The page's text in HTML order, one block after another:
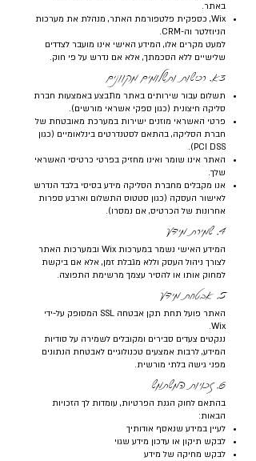
באתר.
Wix, כספקית פלטפורמת האתר, מנהלת את מערכות
הניוזלטר וה-CRM.
למעט מקרים אלו, המידע האישי אינו מועבר לצדדים
שלישיים ללא הסכמתך, אלא אם נדרש על פי חוק.
3א. רכישות ותשלומים מקוונים
תשלום עבור שירותים באתר מתבצע באמצעות חברת
סליקה חיצונית (כגון ספקי אשראי מורשים).
פרטי האשראי מוזנים ישירות במערכת מאובטחת של
חברת הסליקה, בהתאם לסטנדרטים בינלאומיים (כגון
PCI DSS).
האתר אינו שומר ואינו מחזיק בפרטי כרטיסי האשראי
שלך.
אנו מקבלים מחברת הסליקה מידע בסיסי בלבד הנדרש
לאישור העסקה (כגון סטטוס התשלום וארבע ספרות
אחרונות של הכרטיס, אם נמסרו).
4. שמירת מידע
המידע האישי נשמר במערכות Wix ובמערכות האתר
לצורך ניהול העסק וללא מגבלת זמן, אלא אם ביקשת
למחוק אותו או להסיר עצמך מרשימת התפוצה.
5. אבטחת מידע
האתר פועל תחת תקן אבטחה SSL המסופק על-ידי
Wix.
ננקטים צעדים סבירים ומקובלים לשמירה על סודיות
המידע, לרבות אמצעים טכנולוגיים לאבטחת הנתונים
מפני גישה בלתי מורשית.
6. זכויות המשתמש
בהתאם לחוק הגנת הפרטיות, עומדות לך הזכויות
הבאות:
לעיין במידע שנאסף אודותיך
לבקש תיקון או עדכון מידע שגוי
לבקש מחיקה של מידע